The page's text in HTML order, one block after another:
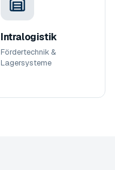
Intralogistik
Fördertechnik &
Lagersysteme